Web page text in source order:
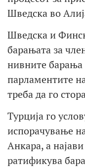
Шведска во
Шведска и
барањата за
нивните
парламентите
треба да го
Турција го
испорачување
Анкара, а
ратификува